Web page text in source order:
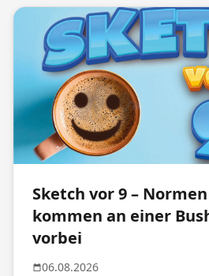
Sketch vor 9 –
kommen an einer
vorbei
06.08.2026